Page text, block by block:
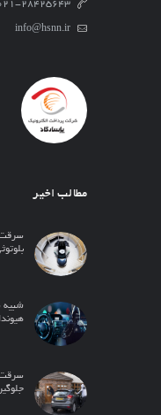
28425643
info@hsnn.ir
مطالب اخیر
شبیه
سرقت